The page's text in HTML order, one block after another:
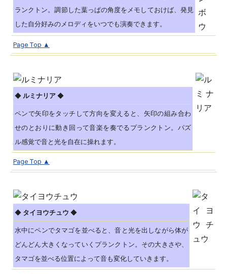
ランクトン。調節した葉っぱの角度をメモしておけば、発見
した自分好みのメロディをいつでも演奏できます。
Page Top ▲
◆ ルミナリア ◆
ペンで矢印をタッチして方向を変えると、矢印の組み合わ
せのとおりに動き回って音楽を奏でるプランクトン。パズ
ル感覚で音と光を自在に操れます。
Page Top ▲
◆ タイヨウチュウ ◆
水中にペンでタマゴを並べると、音と光を出しながら体が
どんどん大きくなっていくプランクトン。その大きさや、
タマゴを並べる位置によって音も変化していきます。